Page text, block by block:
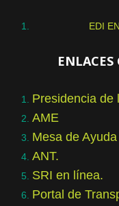
EDI
Presidencia de
AME
Mesa de
ANT.
SRI en línea.
Portal de